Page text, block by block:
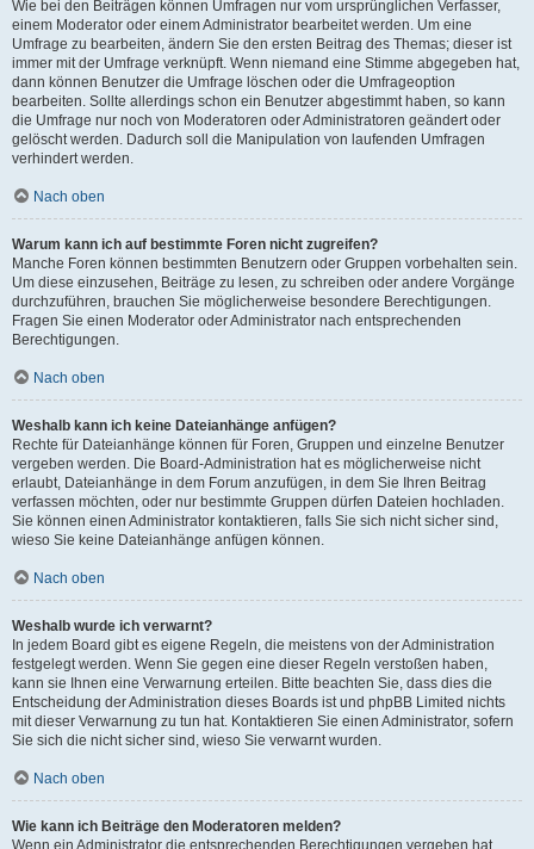
Wie bei den Beiträgen können Umfragen nur vom ursprünglichen Verfasser,
einem Moderator oder einem Administrator bearbeitet werden. Um eine
Umfrage zu bearbeiten, ändern Sie den ersten Beitrag des Themas; dieser ist
immer mit der Umfrage verknüpft. Wenn niemand eine Stimme abgegeben hat,
dann können Benutzer die Umfrage löschen oder die Umfrageoption
bearbeiten. Sollte allerdings schon ein Benutzer abgestimmt haben, so kann
die Umfrage nur noch von Moderatoren oder Administratoren geändert oder
gelöscht werden. Dadurch soll die Manipulation von laufenden Umfragen
verhindert werden.
Nach oben
Warum kann ich auf bestimmte Foren nicht zugreifen?
Manche Foren können bestimmten Benutzern oder Gruppen vorbehalten sein.
Um diese einzusehen, Beiträge zu lesen, zu schreiben oder andere Vorgänge
durchzuführen, brauchen Sie möglicherweise besondere Berechtigungen.
Fragen Sie einen Moderator oder Administrator nach entsprechenden
Berechtigungen.
Nach oben
Weshalb kann ich keine Dateianhänge anfügen?
Rechte für Dateianhänge können für Foren, Gruppen und einzelne Benutzer
vergeben werden. Die Board-Administration hat es möglicherweise nicht
erlaubt, Dateianhänge in dem Forum anzufügen, in dem Sie Ihren Beitrag
verfassen möchten, oder nur bestimmte Gruppen dürfen Dateien hochladen.
Sie können einen Administrator kontaktieren, falls Sie sich nicht sicher sind,
wieso Sie keine Dateianhänge anfügen können.
Nach oben
Weshalb wurde ich verwarnt?
In jedem Board gibt es eigene Regeln, die meistens von der Administration
festgelegt werden. Wenn Sie gegen eine dieser Regeln verstoßen haben,
kann sie Ihnen eine Verwarnung erteilen. Bitte beachten Sie, dass dies die
Entscheidung der Administration dieses Boards ist und phpBB Limited nichts
mit dieser Verwarnung zu tun hat. Kontaktieren Sie einen Administrator, sofern
Sie sich die nicht sicher sind, wieso Sie verwarnt wurden.
Nach oben
Wie kann ich Beiträge den Moderatoren melden?
Wenn ein Administrator die entsprechenden Berechtigungen vergeben hat,